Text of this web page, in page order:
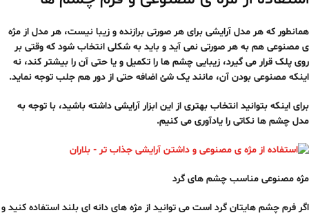
همانطور که هر مدل آرایشی برای هر صورتی برازنده و زیبا نیست، هر مدل از مژه
ی مصنوعی هم به هر صورتی نمی آید و باید به شکلی انتخاب شود که وقتی بر
روی پلک قرار می گیرد، زیبایی چشم ها را تکمیل و یا حتی آن را بیشتر کند، نه
اینکه مصنوعی بودن آن، مانند یک شئ اضافه حتی از دور هم جلب توجه نماید.
برای اینکه بتوانید انتخاب بهتری از این ابزار آرایشی داشته باشید، با توجه به
مدل چشم ها نکاتی را یادآوری می کنیم.
مژه مصنوعی مناسب چشم های گرد
اگر فرم چشم هایتان گرد است می توانید از مژه های دانه ای بلند استفاده کنید و